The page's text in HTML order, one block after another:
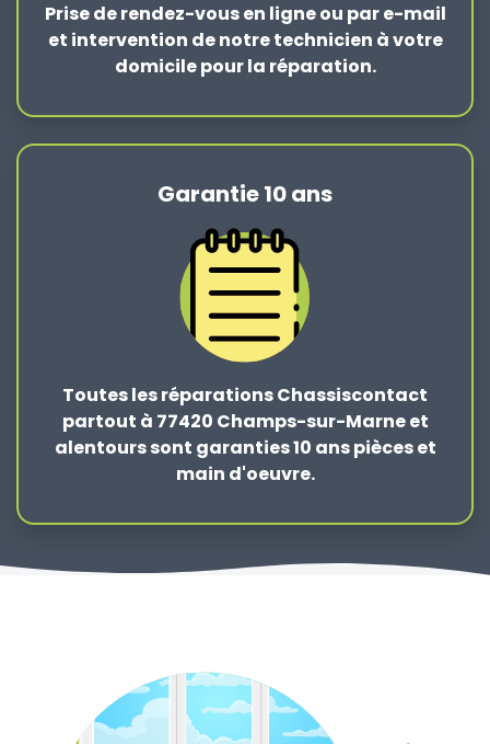
Prise de rendez-vous en ligne ou par e-mail
et intervention de notre technicien à votre
domicile pour la réparation.
Garantie 10 ans
Toutes les réparations Chassiscontact
partout à 77420 Champs-sur-Marne et
alentours sont garanties 10 ans pièces et
main d'oeuvre.